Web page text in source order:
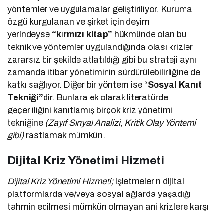
yöntemler ve uygulamalar geliştiriliyor. Kuruma
özgü kurgulanan ve şirket için deyim
yerindeyse “kırmızı kitap” hükmünde olan bu
teknik ve yöntemler uygulandığında olası krizler
zararsız bir şekilde atlatıldığı gibi bu strateji aynı
zamanda itibar yönetiminin sürdürülebilirliğine de
katkı sağlıyor. Diğer bir yöntem ise “Sosyal Kanıt
Tekniği”dir. Bunlara ek olarak literatürde
geçerliliğini kanıtlamış birçok kriz yönetimi
tekniğine (Zayıf Sinyal Analizi, Kritik Olay Yöntemi
gibi)rastlamak mümkün.
Dijital Kriz Yönetimi Hizmeti
Dijital Kriz Yönetimi Hizmeti;işletmelerin dijital
platformlarda ve/veya sosyal ağlarda yaşadığı
tahmin edilmesi mümkün olmayan ani krizlere karşı